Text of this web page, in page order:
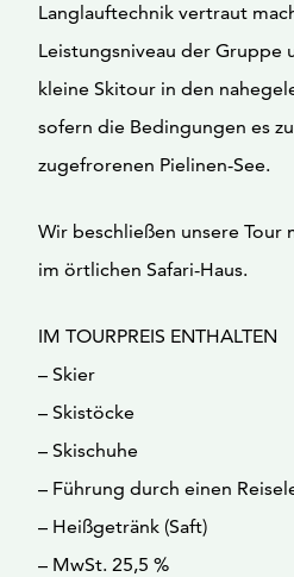
Langlauftechnik vertraut
Leistungsniveau der Gruppe
kleine Skitour in den
sofern die Bedingungen es
zugefrorenen Pielinen-See.
Wir beschließen unsere
im örtlichen Safari-Haus.
IM TOURPREIS ENTHALTEN
– Skier
– Skistöcke
– Skischuhe
– Führung durch einen
– Heißgetränk (Saft)
– MwSt. 25,5 %